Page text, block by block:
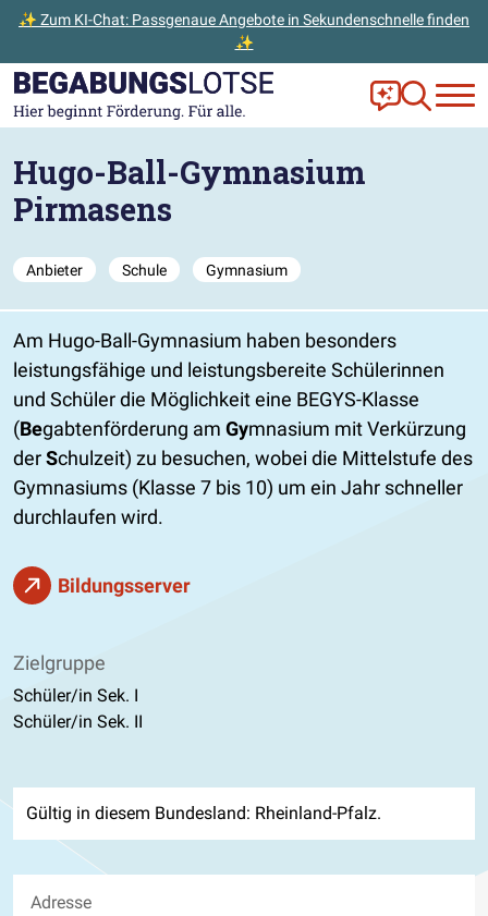
✨ Zum KI-Chat: Passgenaue Angebote in Sekundenschnelle finden
✨
Zum Hauptinhalt der Seite springen
Zur Startseite gehen Frag Ella!
Zur
Hugo-Ball-Gymnasium
Pirmasens
Anbieter Schule Gymnasium
Am Hugo-Ball-Gymnasium haben besonders
leistungsfähige und leistungsbereite Schülerinnen
und Schüler die Möglichkeit eine BEGYS-Klasse
(Begabtenförderung am Gymnasium mit Verkürzung
derSchulzeit) zu besuchen, wobei die Mittelstufe des
Gymnasiums (Klasse 7 bis 10) um ein Jahr schneller
durchlaufen wird.
Bildungsserver
Zielgruppe
Schüler/in Sek. I
Schüler/in Sek. II
Gültig in diesem Bundesland: Rheinland-Pfalz.
Adresse